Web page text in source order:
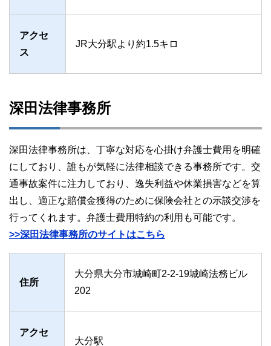
アクセ
ス
JR大分駅より約1.5キロ
深田法律事務所
深田法律事務所は、丁寧な対応を心掛け弁護士費用を明確
にしており、誰もが気軽に法律相談できる事務所です。交
通事故案件に注力しており、逸失利益や休業損害などを算
出し、適正な賠償金獲得のために保険会社との示談交渉を
行ってくれます。弁護士費用特約の利用も可能です。
>>深田法律事務所のサイトはこちら
住所
大分県大分市城崎町2-2-19城崎法務ビル
202
アクセ
大分駅